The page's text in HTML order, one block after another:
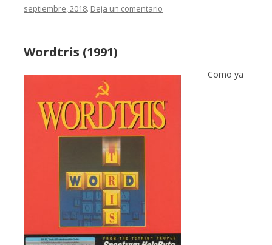
septiembre, 2018. Deja un comentario
Wordtris (1991)
Como ya